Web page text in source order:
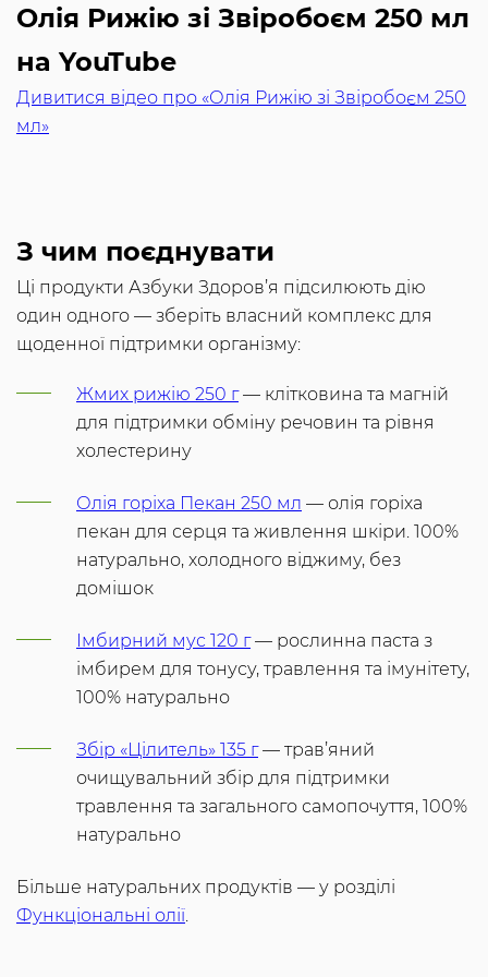
Олія Рижію зі Звіробоєм 250 мл
на YouTube
Дивитися відео про «Олія Рижію зі Звіробоєм 250
мл»
З чим поєднувати
Ці продукти Азбуки Здоров’я підсилюють дію
один одного — зберіть власний комплекс для
щоденної підтримки організму:
Жмих рижію 250 г— клітковина та магній
для підтримки обміну речовин та рівня
холестерину
Олія горіха Пекан 250 мл — олія горіха
пекан для серця та живлення шкіри. 100%
натурально, холодного віджиму, без
домішок
Імбирний мус 120 г— рослинна паста з
імбирем для тонусу, травлення та імунітету,
100% натурально
Збір «Цілитель» 135 г— трав’яний
очищувальний збір для підтримки
травлення та загального самопочуття, 100%
натурально
Більше натуральних продуктів — у розділі
Функціональні олії.